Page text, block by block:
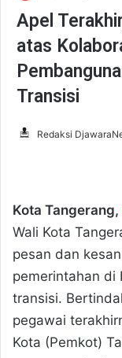
Apel
atas
Transisi
Redaksi
Kota Tangerang,
Wali Kota
pesan dan
pemerintahan di
transisi.
pegawai
Kota (Pemkot)